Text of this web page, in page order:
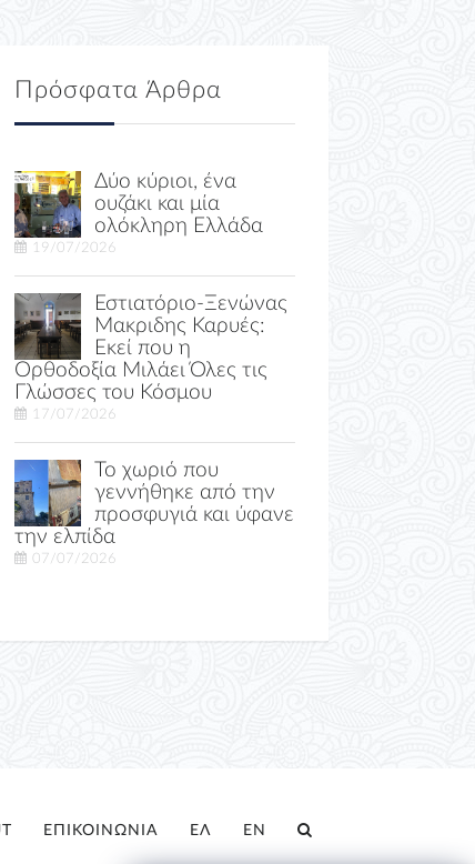
Πρόσφατα Άρθρα
Δύο κύριοι, ένα
ουζάκι και μία
ολόκληρη Ελλάδα
19/07/2026
Εστιατόριο-Ξενώνας
Μακριδης Καρυές:
Εκεί που η
Ορθοδοξία Μιλάει Όλες τις
Γλώσσες του Κόσμου
17/07/2026
Το χωριό που
γεννήθηκε από την
προσφυγιά και ύφανε
την ελπίδα
07/07/2026
ΕΠΙΚΟΙΝΩΝΙΑ ΕΛ EN